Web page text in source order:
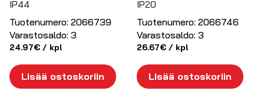
IP44
Tuotenumero: 2066739
Varastosaldo: 3
24.97€ / kpl
Lisää ostoskoriin
IP20
Tuotenumero: 2066746
Varastosaldo: 3
26.67€ / kpl
Lisää ostoskoriin